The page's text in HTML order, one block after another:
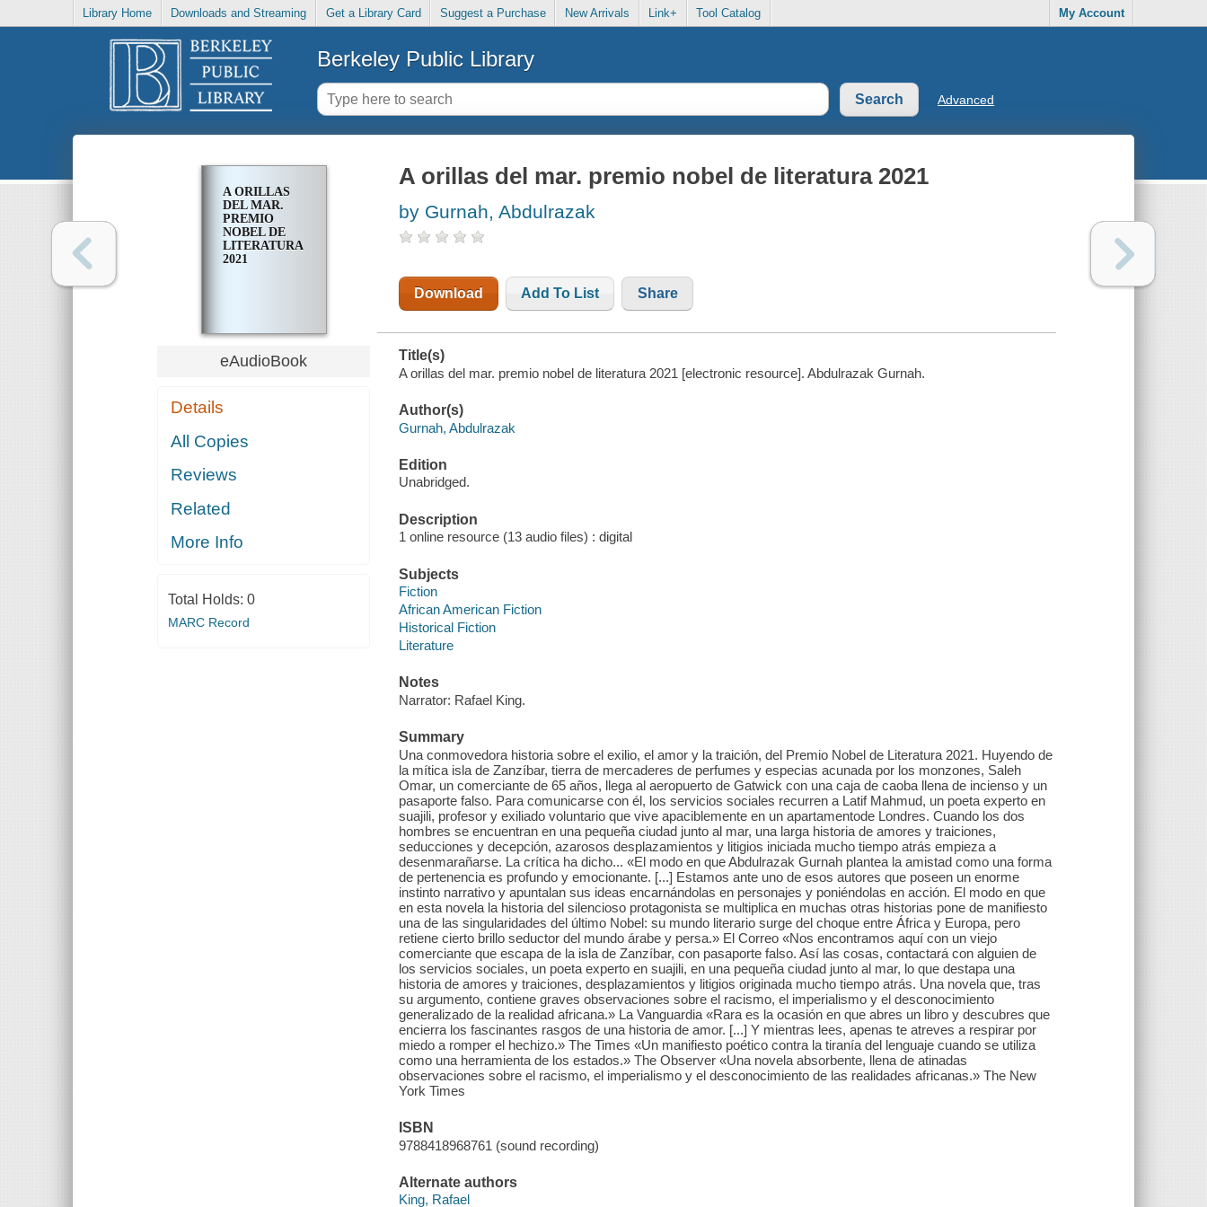
Library Home Downloads and Streaming Get a Library Card Suggest a Purchase New Arrivals Link+ Tool Catalog My Account
Berkeley Public Library
Advanced
A ORILLAS
DEL MAR.
PREMIO
NOBEL DE
LITERATURA
2021
eAudioBook
Details
All Copies
Reviews
Related
More Info
Total Holds: 0
MARC Record
A orillas del mar. premio nobel de literatura 2021
by Gurnah, Abdulrazak
Download Add To List Share
Title(s)
A orillas del mar. premio nobel de literatura 2021 [electronic resource]. Abdulrazak Gurnah.
Author(s)
Gurnah, Abdulrazak
Edition
Unabridged.
Description
1 online resource (13 audio files) : digital
Subjects
Fiction
African American Fiction
Historical Fiction
Literature
Notes
Narrator: Rafael King.
Summary
Una conmovedora historia sobre el exilio, el amor y la traición, del Premio Nobel de Literatura 2021. Huyendo de
la mítica isla de Zanzíbar, tierra de mercaderes de perfumes y especias acunada por los monzones, Saleh
Omar, un comerciante de 65 años, llega al aeropuerto de Gatwick con una caja de caoba llena de incienso y un
pasaporte falso. Para comunicarse con él, los servicios sociales recurren a Latif Mahmud, un poeta experto en
suajili, profesor y exiliado voluntario que vive apaciblemente en un apartamentode Londres. Cuando los dos
hombres se encuentran en una pequeña ciudad junto al mar, una larga historia de amores y traiciones,
seducciones y decepción, azarosos desplazamientos y litigios iniciada mucho tiempo atrás empieza a
desenmarañarse. La crítica ha dicho... «El modo en que Abdulrazak Gurnah plantea la amistad como una forma
de pertenencia es profundo y emocionante. [...] Estamos ante uno de esos autores que poseen un enorme
instinto narrativo y apuntalan sus ideas encarnándolas en personajes y poniéndolas en acción. El modo en que
en esta novela la historia del silencioso protagonista se multiplica en muchas otras historias pone de manifiesto
una de las singularidades del último Nobel: su mundo literario surge del choque entre África y Europa, pero
retiene cierto brillo seductor del mundo árabe y persa.» El Correo «Nos encontramos aquí con un viejo
comerciante que escapa de la isla de Zanzíbar, con pasaporte falso. Así las cosas, contactará con alguien de
los servicios sociales, un poeta experto en suajili, en una pequeña ciudad junto al mar, lo que destapa una
historia de amores y traiciones, desplazamientos y litigios originada mucho tiempo atrás. Una novela que, tras
su argumento, contiene graves observaciones sobre el racismo, el imperialismo y el desconocimiento
generalizado de la realidad africana.» La Vanguardia «Rara es la ocasión en que abres un libro y descubres que
encierra los fascinantes rasgos de una historia de amor. [...] Y mientras lees, apenas te atreves a respirar por
miedo a romper el hechizo.» The Times «Un manifiesto poético contra la tiranía del lenguaje cuando se utiliza
como una herramienta de los estados.» The Observer «Una novela absorbente, llena de atinadas
observaciones sobre el racismo, el imperialismo y el desconocimiento de las realidades africanas.» The New
York Times
ISBN
9788418968761 (sound recording)
Alternate authors
King, Rafael